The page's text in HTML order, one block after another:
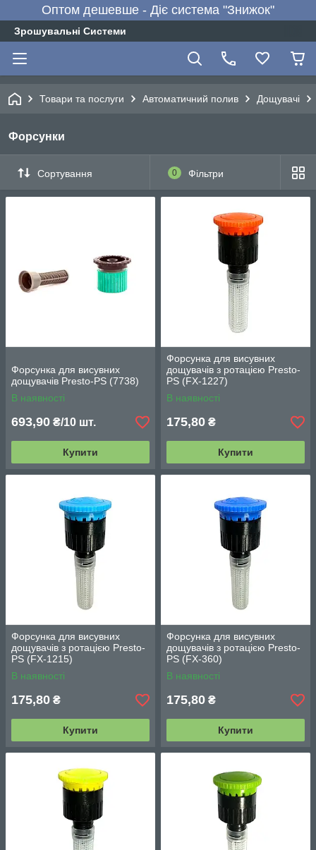
Оптом дешевше - Діє система "Знижок"
Зрошувальні Системи
Товари та послуги Автоматичний полив Дощувачі
Форсунки
Сортування 0 Фільтри
Форсунка для висувних
дощувачів Presto-PS (7738)
В наявності
693,90 ₴/10 шт.
Купити
Форсунка для висувних
дощувачів з ротацією Presto-
PS (FX-1227)
В наявності
175,80 ₴
Купити
Форсунка для висувних
дощувачів з ротацією Presto-
PS (FX-1215)
В наявності
175,80 ₴
Купити
Форсунка для висувних
дощувачів з ротацією Presto-
PS (FX-360)
В наявності
175,80 ₴
Купити